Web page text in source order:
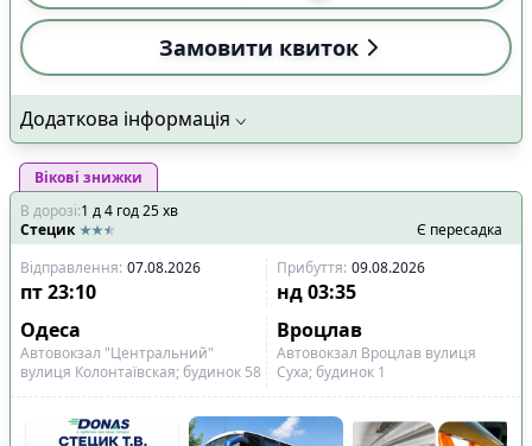
Замовити квиток
Додаткова інформація
Вікові знижки
В дорозі:1 д4 год25хв
Стецик
Є пересадка
Відправлення: 07.08.2026 Прибуття: 09.08.2026
пт23:10 нд 03:35
Одеса
Вроцлав
Автовокзал "Центральний"
вулиця Колонтаївская; будинок 58
Автовокзал Вроцлав вулиця
Суха; будинок 1